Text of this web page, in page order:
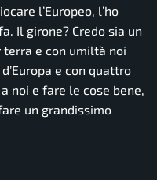
l’Europeo, l’ho
Il girone? Credo sia un
terra e con umiltà noi
e con quattro
noi e fare le cose bene,
un grandissimo